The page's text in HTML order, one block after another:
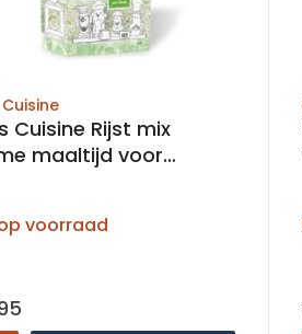
Cuisine Rijst mix
maaltijd voor
voorraad